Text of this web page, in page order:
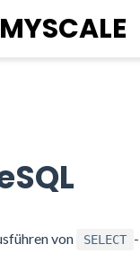
MYSCALE
von SELECT